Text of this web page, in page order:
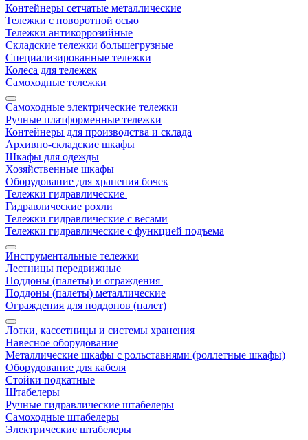
Контейнеры сетчатые металлические
Тележки с поворотной осью
Тележки антикоррозийные
Складские тележки большегрузные
Специализированные тележки
Колеса для тележек
Самоходные тележки
Самоходные электрические тележки
Ручные платформенные тележки
Контейнеры для производства и склада
Архивно-складские шкафы
Шкафы для одежды
Хозяйственные шкафы
Оборудование для хранения бочек
Тележки гидравлические
Гидравлические рохли
Тележки гидравлические с весами
Тележки гидравлические с функцией подъема
Инструментальные тележки
Лестницы передвижные
Поддоны (палеты) и ограждения
Поддоны (палеты) металлические
Ограждения для поддонов (палет)
Лотки, кассетницы и системы хранения
Навесное оборудование
Металлические шкафы с рольставнями (роллетные шкафы)
Оборудование для кабеля
Стойки подкатные
Штабелеры
Ручные гидравлические штабелеры
Самоходные штабелеры
Электрические штабелеры